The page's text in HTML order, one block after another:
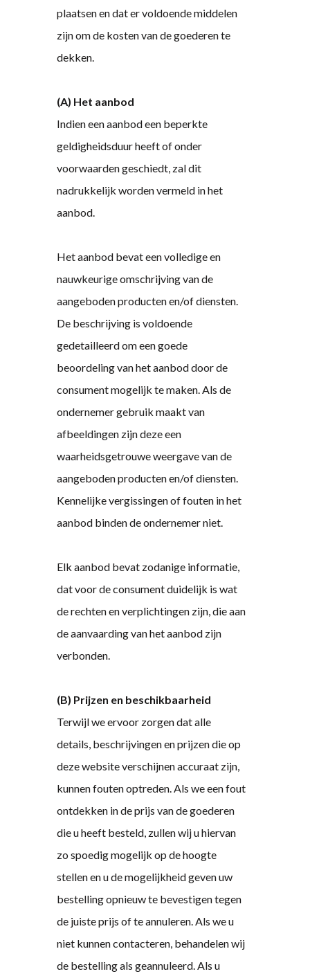
plaatsen en dat er voldoende middelen
zijn om de kosten van de goederen te
dekken.
(A) Het aanbod
Indien een aanbod een beperkte
geldigheidsduur heeft of onder
voorwaarden geschiedt, zal dit
nadrukkelijk worden vermeld in het
aanbod.
Het aanbod bevat een volledige en
nauwkeurige omschrijving van de
aangeboden producten en/of diensten.
De beschrijving is voldoende
gedetailleerd om een goede
beoordeling van het aanbod door de
consument mogelijk te maken. Als de
ondernemer gebruik maakt van
afbeeldingen zijn deze een
waarheidsgetrouwe weergave van de
aangeboden producten en/of diensten.
Kennelijke vergissingen of fouten in het
aanbod binden de ondernemer niet.
Elk aanbod bevat zodanige informatie,
dat voor de consument duidelijk is wat
de rechten en verplichtingen zijn, die aan
de aanvaarding van het aanbod zijn
verbonden.
(B) Prijzen en beschikbaarheid
Terwijl we ervoor zorgen dat alle
details, beschrijvingen en prijzen die op
deze website verschijnen accuraat zijn,
kunnen fouten optreden. Als we een fout
ontdekken in de prijs van de goederen
die u heeft besteld, zullen wij u hiervan
zo spoedig mogelijk op de hoogte
stellen en u de mogelijkheid geven uw
bestelling opnieuw te bevestigen tegen
de juiste prijs of te annuleren. Als we u
niet kunnen contacteren, behandelen wij
de bestelling als geannuleerd. Als u